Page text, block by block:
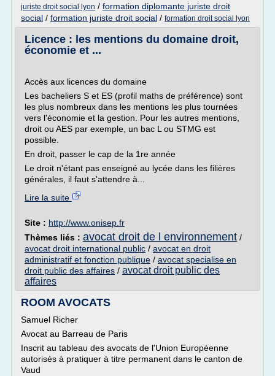
juriste droit social lyon / formation diplomante juriste droit
social / formation juriste droit social / formation droit social lyon
Licence : les mentions du domaine droit,
économie et ...
Accès aux licences du domaine
Les bacheliers S et ES (profil maths de préférence) sont
les plus nombreux dans les mentions les plus tournées
vers l'économie et la gestion. Pour les autres mentions,
droit ou AES par exemple, un bac L ou STMG est
possible.
En droit, passer le cap de la 1re année
Le droit n'étant pas enseigné au lycée dans les filières
générales, il faut s'attendre à...
Lire la suite
Site : http://www.onisep.fr
Thèmes liés : avocat droit de l environnement /
avocat droit international public / avocat en droit
administratif et fonction publique / avocat specialise en
droit public des affaires / avocat droit public des
affaires
ROOM AVOCATS
Samuel Richer
Avocat au Barreau de Paris
Inscrit au tableau des avocats de l'Union Européenne
autorisés à pratiquer à titre permanent dans le canton de
Vaud